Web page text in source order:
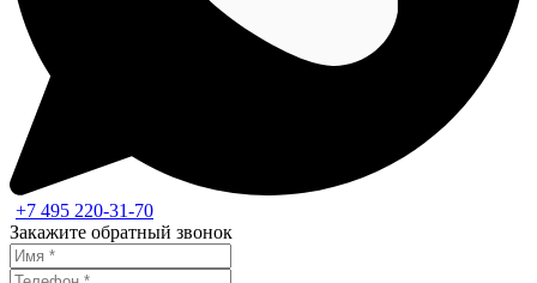
+7 495 220-31-70
Закажите обратный звонок